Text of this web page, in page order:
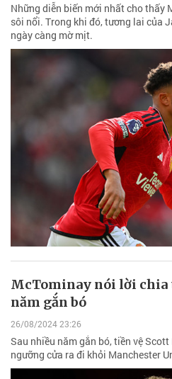
Những diễn biến mới nhất cho thấy
sôi nổi. Trong khi đó, tương lai của
ngày càng mờ mịt.
McTominay nói lời chia
năm gắn bó
26/08/2024 23:26
Sau nhiều năm gắn bó, tiền vệ
ngưỡng cửa ra đi khỏi Manchester